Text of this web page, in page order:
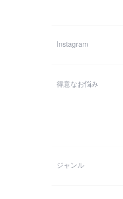
Instagram
得意なお悩み
ジャンル